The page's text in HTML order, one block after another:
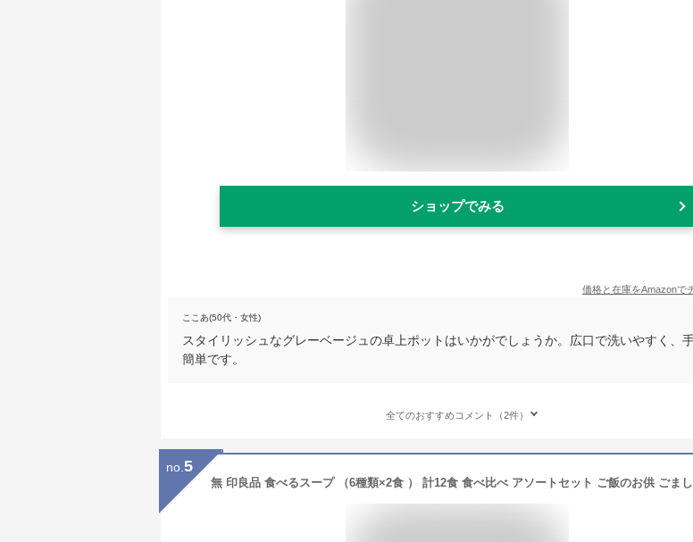
ショップでみる
価格と在庫をAmazonで
ここあ(50代・女性)
スタイリッシュなグレーベージュの卓上ポットはいかがでしょうか。広口で洗いやすく、
簡単です。
全てのおすすめコメント（2件）
no. 5
無 印良品 食べるスープ （6種類×2食 ） 計12食 食べ比べ アソートセット ご飯のお供 ごま